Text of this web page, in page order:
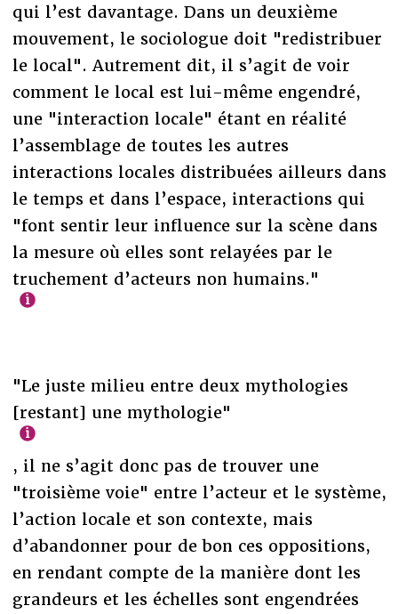
qui l’est davantage. Dans un deuxième
mouvement, le sociologue doit "redistribuer
le local". Autrement dit, il s’agit de voir
comment le local est lui-même engendré,
une "interaction locale" étant en réalité
l’assemblage de toutes les autres
interactions locales distribuées ailleurs dans
le temps et dans l’espace, interactions qui
"font sentir leur influence sur la scène dans
la mesure où elles sont relayées par le
truchement d’acteurs non humains."
"Le juste milieu entre deux mythologies
[restant] une mythologie"
, il ne s’agit donc pas de trouver une
"troisième voie" entre l’acteur et le système,
l’action locale et son contexte, mais
d’abandonner pour de bon ces oppositions,
en rendant compte de la manière dont les
grandeurs et les échelles sont engendrées